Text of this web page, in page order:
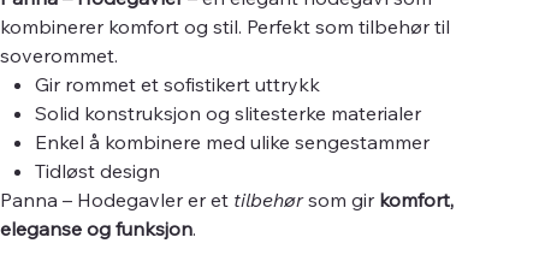
kombinerer komfort og stil. Perfekt som tilbehør til
soverommet.
Gir rommet et sofistikert uttrykk
Solid konstruksjon og slitesterke materialer
Enkel å kombinere med ulike sengestammer
Tidløst design
Panna – Hodegavler er et tilbehørsom gir komfort,
eleganse og funksjon.